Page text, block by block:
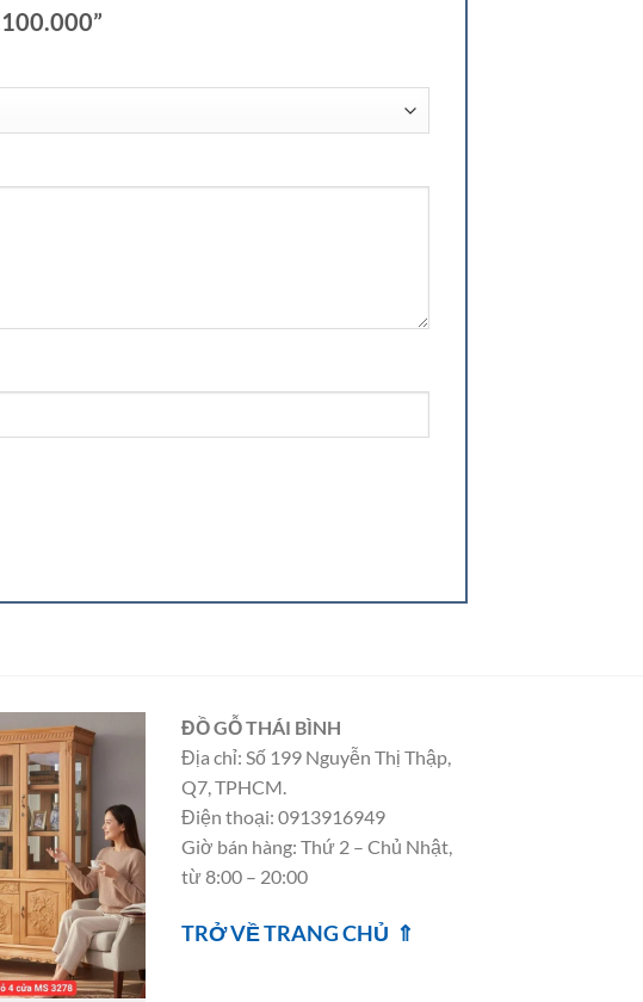
ĐỒ GỖ THÁI BÌNH
Địa chỉ: Số 199 Nguyễn Thị Thập,
Q7, TPHCM.
Điện thoại: 0913916949
Giờ bán hàng: Thứ 2 – Chủ Nhật,
từ 8:00 – 20:00
TRỞ VỀ TRANG CHỦ ⇑